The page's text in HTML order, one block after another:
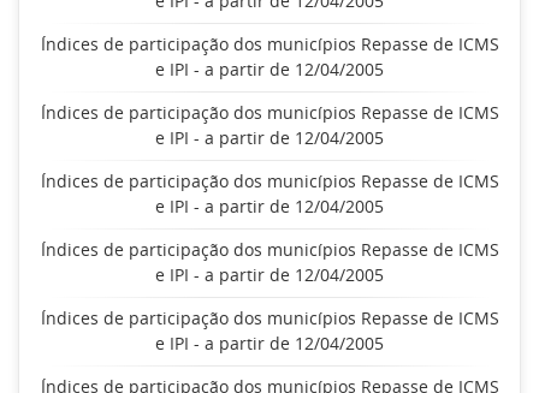
Índices de participação dos municípios Repasse de ICMS
e IPI - a partir de 12/04/2005
Índices de participação dos municípios Repasse de ICMS
e IPI - a partir de 12/04/2005
Índices de participação dos municípios Repasse de ICMS
e IPI - a partir de 12/04/2005
Índices de participação dos municípios Repasse de ICMS
e IPI - a partir de 12/04/2005
Índices de participação dos municípios Repasse de ICMS
e IPI - a partir de 12/04/2005
Índices de participação dos municípios Repasse de ICMS